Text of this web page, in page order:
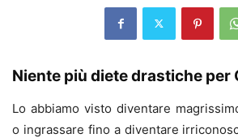
Niente più diete drastiche per
Lo abbiamo visto diventare
o ingrassare fino a diventare